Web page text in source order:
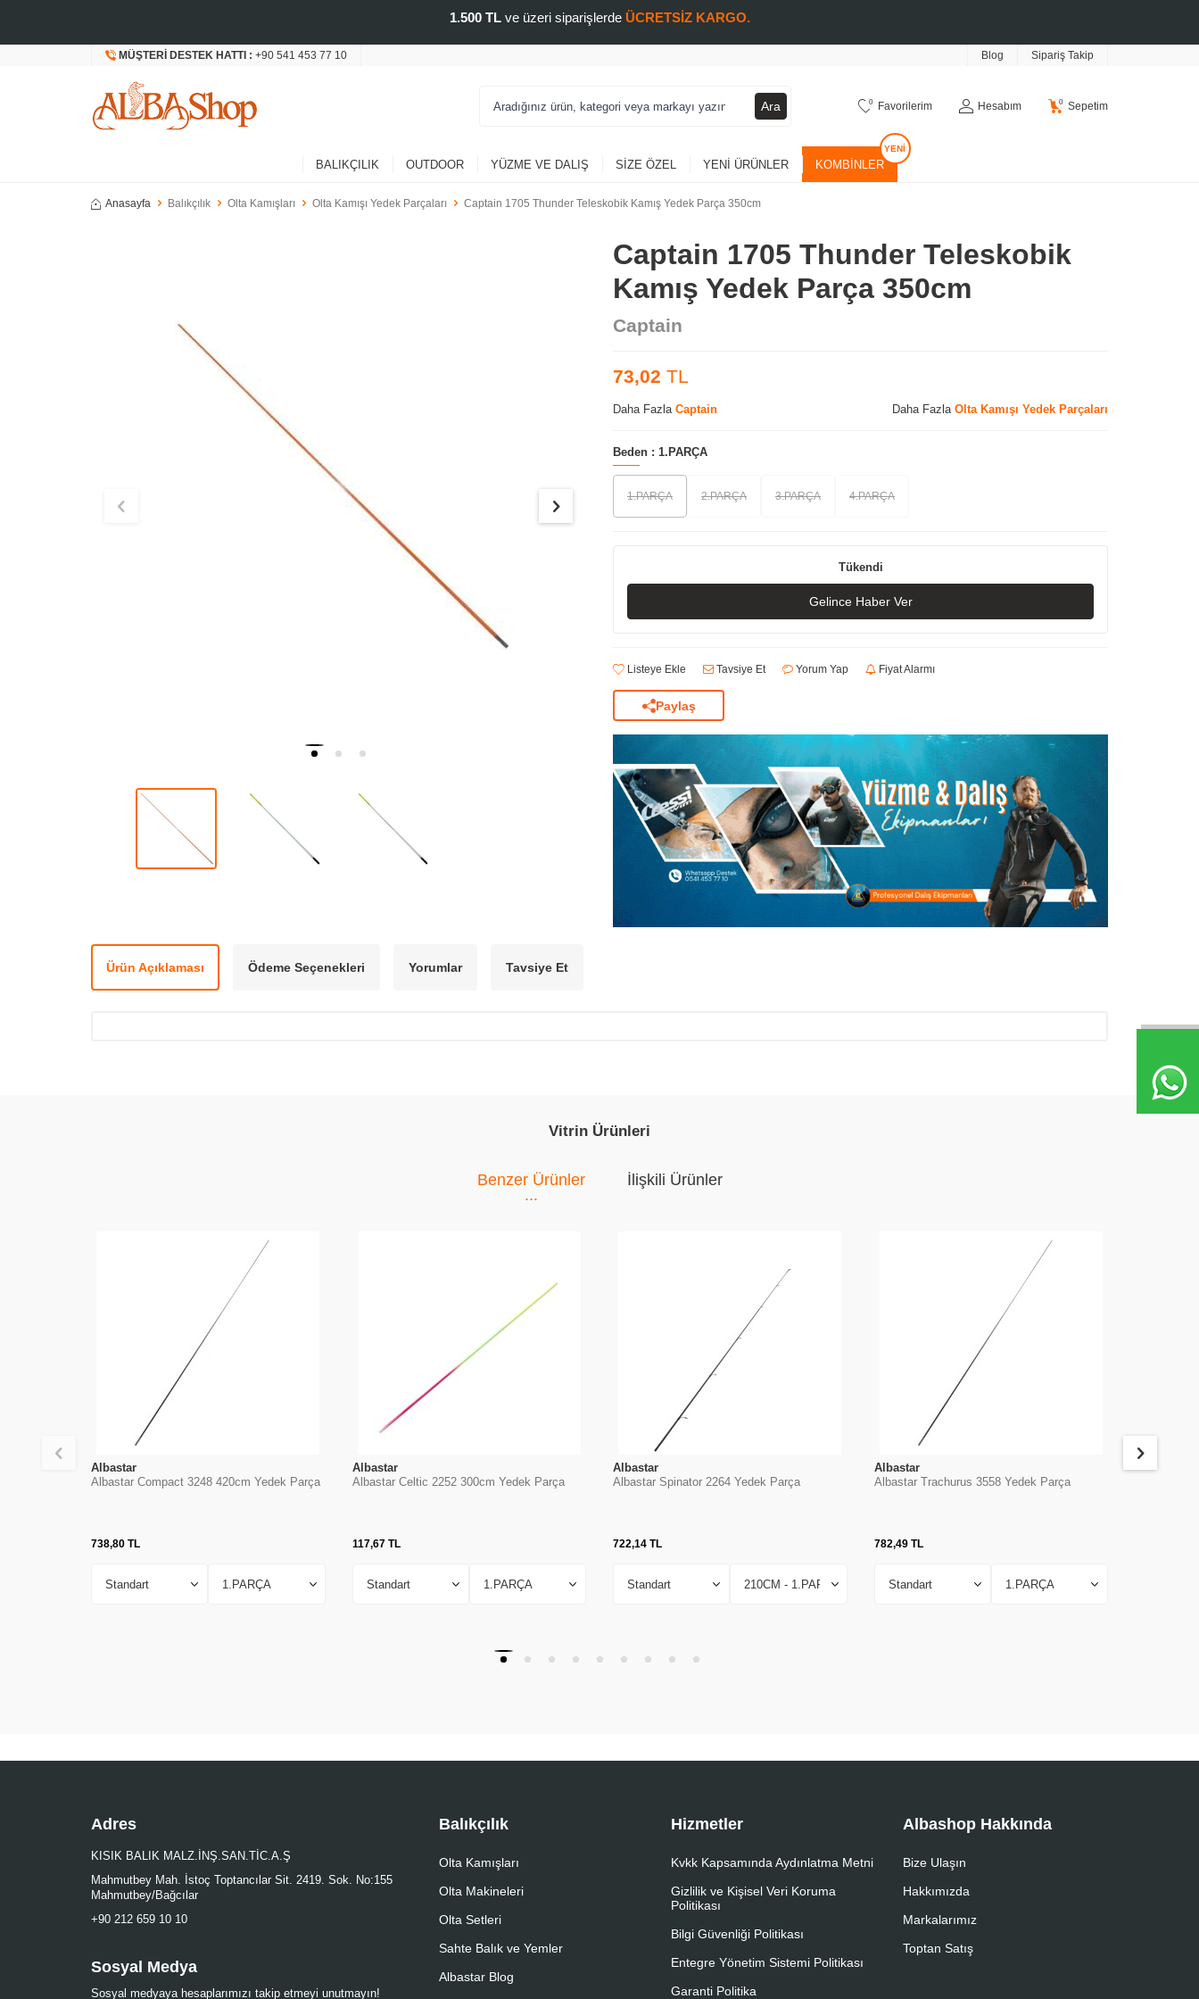
1.500 TLve üzeri siparişlerde ÜCRETSİZ KARGO.
MÜŞTERI DESTEK HATTI : +90 541 453 77 10 Blog Sipariş Takip
Ara 0 Favorilerim Hesabım 0 Sepetim
BALIKÇILIK OUTDOOR YÜZME VE DALIŞ SIZE ÖZEL YENI ÜRÜNLER KOMBINLER
Anasayfa Balıkçılık Olta Kamışları Olta Kamışı Yedek Parçaları Captain 1705 Thunder Teleskobik Kamış Yedek Parça 350cm
Captain 1705 Thunder Teleskobik
Kamış Yedek Parça 350cm
Captain
73,02 TL
Daha Fazla Captain Daha Fazla Olta Kamışı Yedek Parçaları
Beden : 1.PARÇA
1.PARÇA 2.PARÇA 3.PARÇA 4.PARÇA
Tükendi
Gelince Haber Ver
Listeye Ekle Tavsiye Et Yorum Yap Fiyat Alarmı
Paylaş
Ürün Açıklaması Ödeme Seçenekleri Yorumlar Tavsiye Et
Vitrin Ürünleri
Benzer Ürünler İlişkili Ürünler
Albastar
Albastar Compact 3248 420cm Yedek Parça
738,80 TL
Albastar
Albastar Celtic 2252 300cm Yedek Parça
117,67TL
Albastar
Albastar Spinator 2264 Yedek Parça
722,14 TL
Albastar
Albastar Trachurus 3558 Yedek Parça
782,49TL
Albastar
Adres
KISIK BALIK MALZ.İNŞ.SAN.TİC.A.Ş
Mahmutbey Mah. İstoç Toptancılar Sit. 2419. Sok. No:155
Mahmutbey/Bağcılar
+90 212 659 10 10
Sosyal Medya
Sosyal medyaya hesaplarımızı takip etmeyi unutmayın!
Balıkçılık
Olta Kamışları
Olta Makineleri
Olta Setleri
Sahte Balık ve Yemler
Albastar Blog
Hizmetler
Kvkk Kapsamında Aydınlatma Metni
Gizlilik ve Kişisel Veri Koruma
Politikası
Bilgi Güvenliği Politikası
Entegre Yönetim Sistemi Politikası
Garanti Politika
Albashop Hakkında
Bize Ulaşın
Hakkımızda
Markalarımız
Toptan Satış